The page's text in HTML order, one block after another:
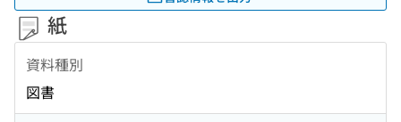
紙
資料種別
図書